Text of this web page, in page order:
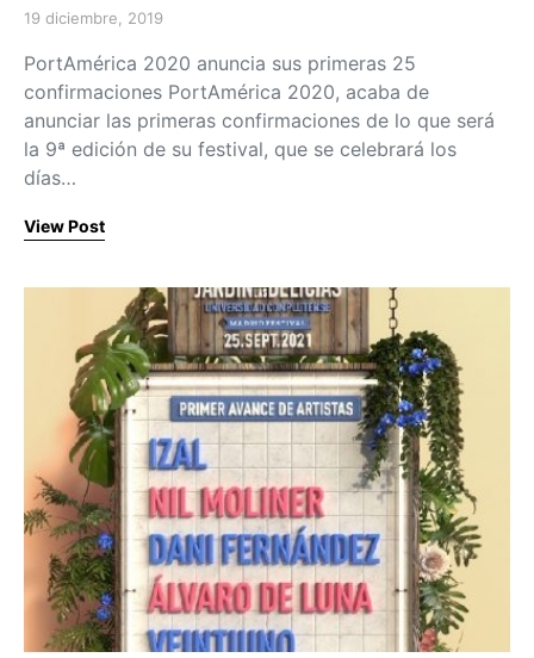
Posted on
19 diciembre, 2019
PortAmérica 2020 anuncia sus primeras 25
confirmaciones PortAmérica 2020, acaba de
anunciar las primeras confirmaciones de lo que será
la 9ª edición de su festival, que se celebrará los
días…
View Post